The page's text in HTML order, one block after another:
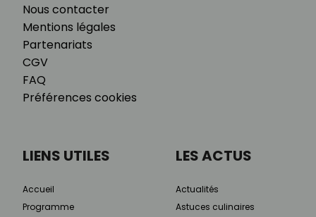
Nous contacter
Mentions légales
Partenariats
CGV
FAQ
Préférences cookies
LIENS UTILES
Accueil
Programme
LES ACTUS
Actualités
Astuces culinaires